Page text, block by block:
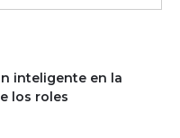
inteligente en la
los roles